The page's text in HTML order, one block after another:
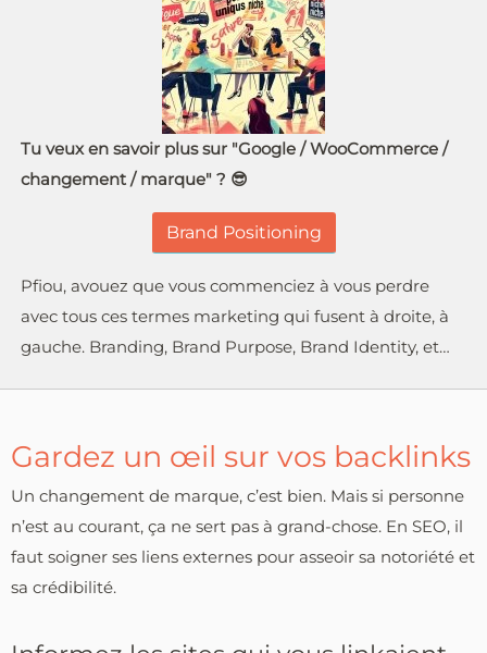
Tu veux en savoir plus sur "Google / WooCommerce /
changement / marque" ? 😎
Brand Positioning
Pfiou, avouez que vous commenciez à vous perdre
avec tous ces termes marketing qui fusent à droite, à
gauche. Branding, Brand Purpose, Brand Identity, et…
Gardez un œil sur vos backlinks
Un changement de marque, c’est bien. Mais si personne
n’est au courant, ça ne sert pas à grand-chose. En SEO, il
faut soigner ses liens externes pour asseoir sa notoriété et
sa crédibilité.